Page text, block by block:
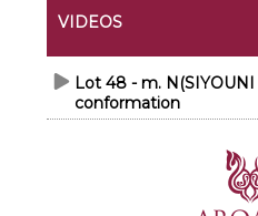
VIDEOS
Lot 48 - m. N(SIYOUNI
conformation